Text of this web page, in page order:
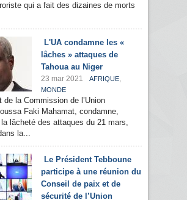
qui a fait des dizaines de morts
L'UA condamne les «
lâches » attaques de
Tahoua au Niger
23 mar 2021 AFRIQUE,
MONDE
de la Commission de l’Union
Faki Mahamat, condamne,
lâcheté des attaques du 21 mars,
la...
Le Président Tebboune
participe à une réunion du
Conseil de paix et de
sécurité de l’Union